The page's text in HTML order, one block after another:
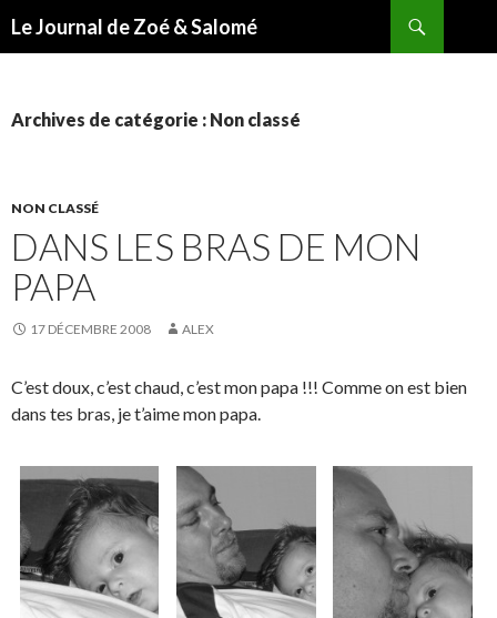
Le Journal de Zoé & Salomé
Archives de catégorie : Non classé
NON CLASSÉ
DANS LES BRAS DE MON
PAPA
17 DÉCEMBRE 2008 ALEX
C’est doux, c’est chaud, c’est mon papa !!! Comme on est bien
dans tes bras, je t’aime mon papa.